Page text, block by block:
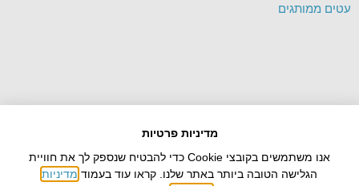
עטים ממותגים
מדיניות פרטיות
אנו משתמשים בקובצי Cookie כדי להבטיח שנספק לך את חוויית
הגלישה הטובה ביותר באתר שלנו. קראו עוד בעמוד מדיניות